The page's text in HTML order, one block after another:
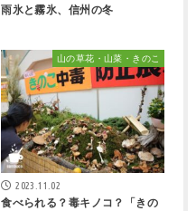
雨氷と霧氷、信州の冬
山の草花・山菜・きのこ
2023.11.02
食べられる？毒キノコ？「きの